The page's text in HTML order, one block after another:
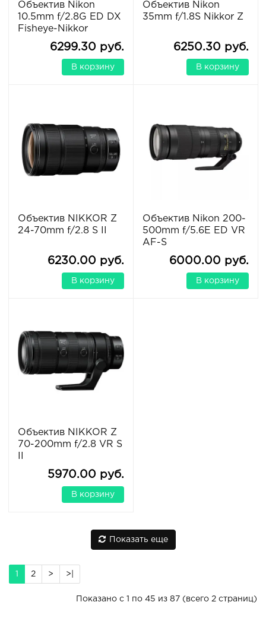
Объектив Nikon
10.5mm f/2.8G ED DX
Fisheye-Nikkor
6299.30 руб.
В корзину
Объектив Nikon
35mm f/1.8S Nikkor Z
6250.30 руб.
В корзину
Объектив NIKKOR Z
24-70mm f/2.8 S II
6230.00 руб.
В корзину
Объектив Nikon 200-
500mm f/5.6E ED VR
AF-S
6000.00 руб.
В корзину
Объектив NIKKOR Z
70-200mm f/2.8 VR S
5970.00 руб.
В корзину
Показать еще
1 2 > >|
Показано с 1 по 45 из 87 (всего 2 страниц)